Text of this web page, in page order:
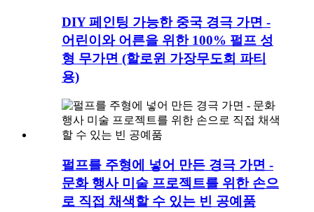
DIY 페인팅 가능한 중국 경극 가면 -
어린이와 어른을 위한 100% 펄프 성
형 무가면 (할로윈 가장무도회 파티
용)
펄프를 주형에 넣어 만든 경극 가면 -
문화 행사 미술 프로젝트를 위한 손으
로 직접 채색할 수 있는 빈 공예품